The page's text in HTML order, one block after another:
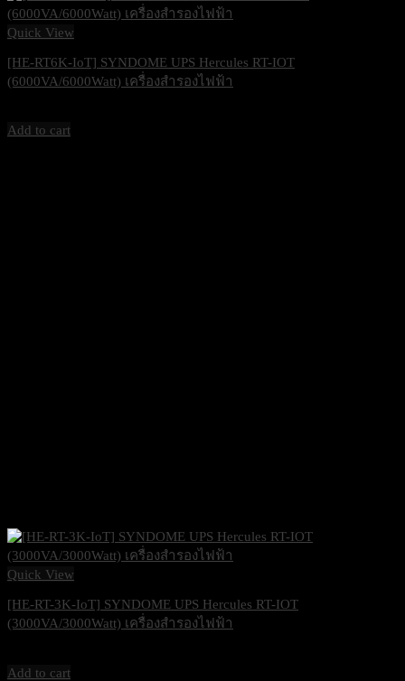
Quick View
[HE-RT6K-IoT] SYNDOME UPS Hercules RT-IOT
(6000VA/6000Watt) เครื่องสำรองไฟฟ้า
Add to cart
Quick View
[HE-RT-3K-IoT] SYNDOME UPS Hercules RT-IOT
(3000VA/3000Watt) เครื่องสำรองไฟฟ้า
Add to cart